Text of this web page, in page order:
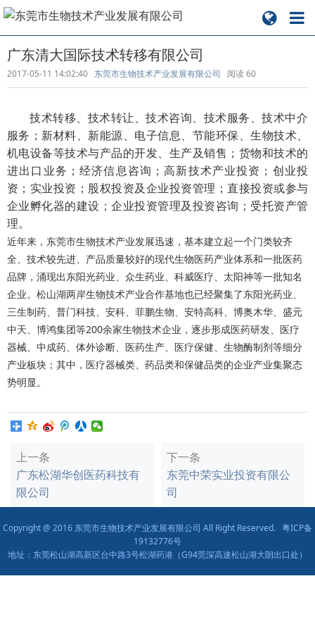
广东清大国际技术转移有限公司
2017-05-11 14:02:40 东莞市生物技术产业发展有限公司 阅读60
技术转移、技术转让、技术咨询、技术服务、技术中介
服务；新材料、新能源、电子信息、节能环保、生物技术、
机电设备等技术与产品的开发、生产及销售；货物和技术的
进出口业务；经济信息咨询；高新技术产业投资；创业投
资；实业投资；股权投资及企业投资管理；直接投资或参与
企业孵化器的建设；企业投资管理及投资咨询；受托资产管
理。
近年来，东莞市生物技术产业发展迅速，基本建立起一个门类较齐
全、技术较先进、产品质量较好的现代生物医药产业体系和一批医药
品牌，涌现出东阳光药业、众生药业、科威医疗、太阳神等一批知名
企业。松山湖两岸生物技术产业合作基地也已经聚集了东阳光药业、
三生制药、普门科技、安科、菲鹏生物、安特高科、博奥木华、盛元
中天、博鸿集团等200余家生物技术企业，逐步形成医药研发、医疗
器械、中成药、体外诊断、医药生产、医疗保健、生物酶制剂等细分
产业板块；其中，医疗器械类、药品类和保健品类的企业产业集聚态
势明显。
上一条
广东松湖华创医药科技有
限公司
下一条
东莞中荣实业投资有限公
司
Copyright @ 2016 东莞市生物技术产业发展有限公司 All Right Reserved. 粤ICP备
19132776号
地址：东莞松山湖高新区台中路3号松湖药港（G94莞深高速松山湖大朗出口处）